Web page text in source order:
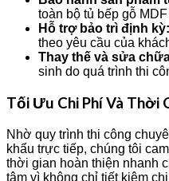
toàn bộ tủ bếp gỗ
Hỗ trợ bảo trì định kỳ:
theo yêu cầu của
Thay thế và sửa
sinh do quá trình thi
Tối Ưu Chi Phí Và Thời
Nhờ quy trình thi công
khẩu trực tiếp, chúng tôi
thời gian hoàn thiện nhanh
tâm vì không chỉ tiết kiệm